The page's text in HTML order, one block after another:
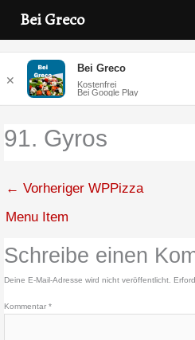
springen
91. Gyros
← Vorheriger WPPizza
Menu Item
Schreibe einen
Deine E-Mail-Adresse wird nicht veröffentlicht.
Kommentar*
Bei Greco
✕
Bei Greco
Kostenfrei
Bei Google Play